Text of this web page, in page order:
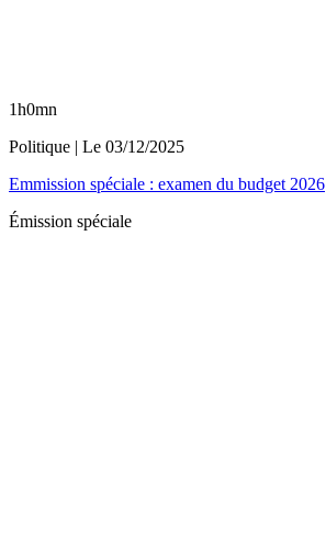
1h0mn
Politique | Le 03/12/2025
Emmission spéciale : examen du budget 2026
Émission spéciale